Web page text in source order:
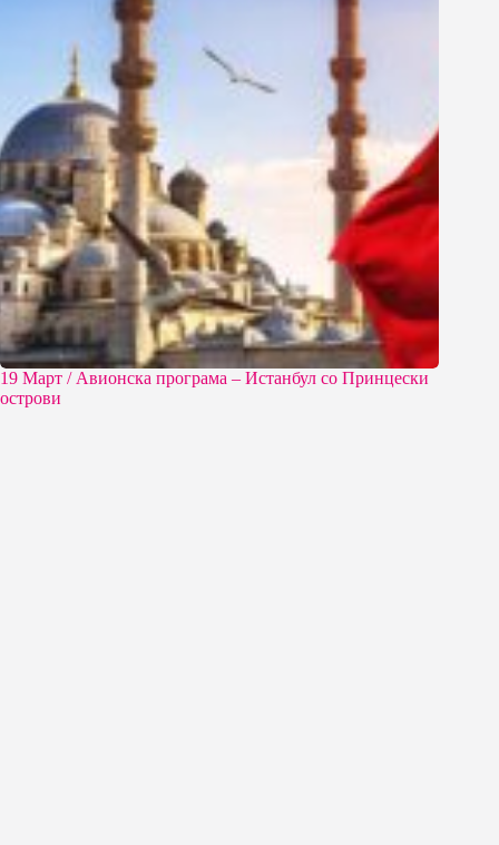
19 Март / Aвионска програма – Истанбул со Принцески
острови